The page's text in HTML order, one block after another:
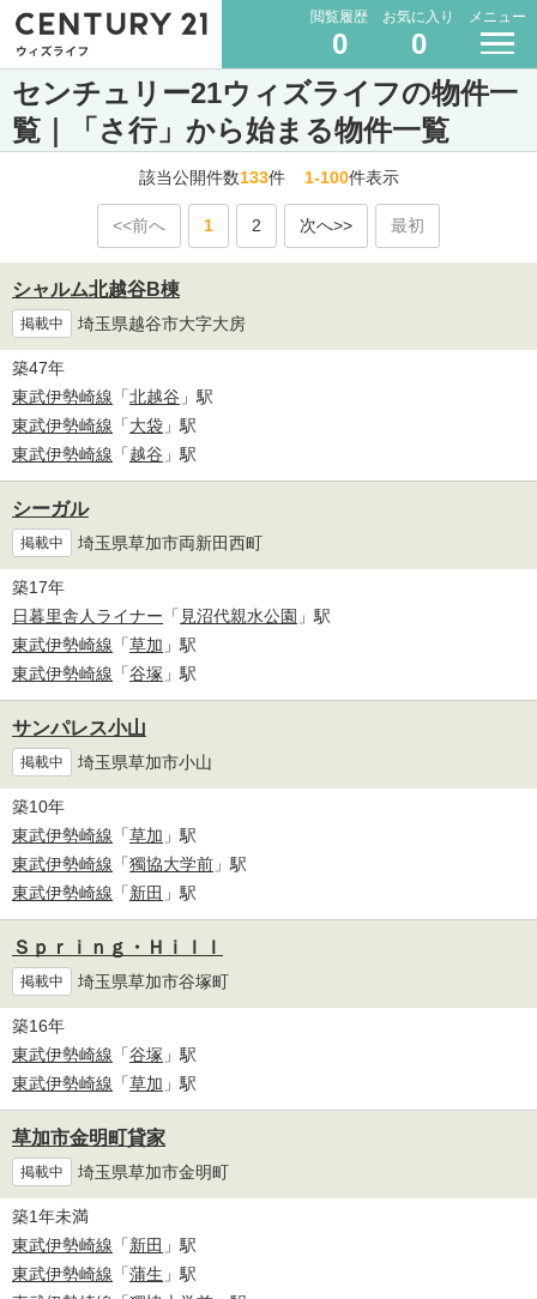
閲覧履歴
0
お気に入り
0
メニュー
センチュリー21ウィズライフの物件一
覧｜「さ行」から始まる物件一覧
該当公開件数133件1-100件表示
<<前へ 1 2 次へ>> 最初
シャルム北越谷B棟
掲載中 埼玉県越谷市大字大房
築47年
東武伊勢崎線 「北越谷 」駅
東武伊勢崎線 「大袋 」駅
東武伊勢崎線 「越谷 」駅
シーガル
掲載中 埼玉県草加市両新田西町
築17年
日暮里舎人ライナー 「 見沼代親水公園 」駅
東武伊勢崎線 「草加 」駅
東武伊勢崎線 「谷塚 」駅
サンパレス小山
掲載中 埼玉県草加市小山
築10年
東武伊勢崎線 「草加 」駅
東武伊勢崎線 「獨協大学前 」駅
東武伊勢崎線 「新田 」駅
Ｓｐｒｉｎｇ・Ｈｉｌｌ
掲載中 埼玉県草加市谷塚町
築16年
東武伊勢崎線 「谷塚 」駅
東武伊勢崎線 「草加 」駅
草加市金明町貸家
掲載中 埼玉県草加市金明町
築1年未満
東武伊勢崎線 「新田 」駅
東武伊勢崎線 「蒲生 」駅